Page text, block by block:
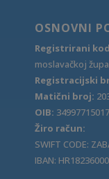
OSNOVNI
Registrirani
moslavačkoj
Registracijski
Matični broj:
OIB: 34997715017
Žiro račun:
SWIFT CODE:
IBAN: